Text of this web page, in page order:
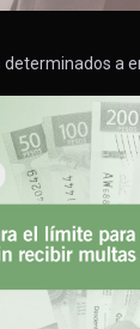
determinados a